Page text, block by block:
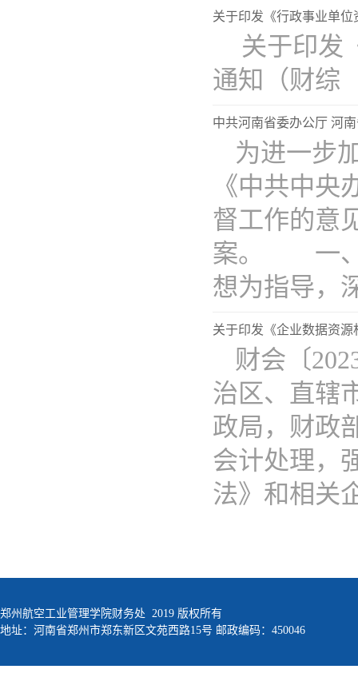
关于印发《行政事业单
关于印发
通知（财综
中共河南省委办公厅 河
为进一步
《中共中
督工作的意
案。 一、
想为指导，
关于印发《企业数据资
财会〔
治区、直辖
政局，财政
会计处理，
法》和相关
郑州航空工业管理学院财务处 2019 版权所有
地址：河南省郑州市郑东新区文苑西路15号 邮政编码：450046